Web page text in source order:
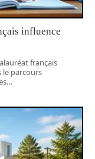
influence
français
parcours
…